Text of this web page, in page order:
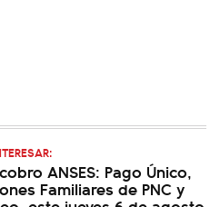
ANSES: Pago Único,
Familiares de PNC y